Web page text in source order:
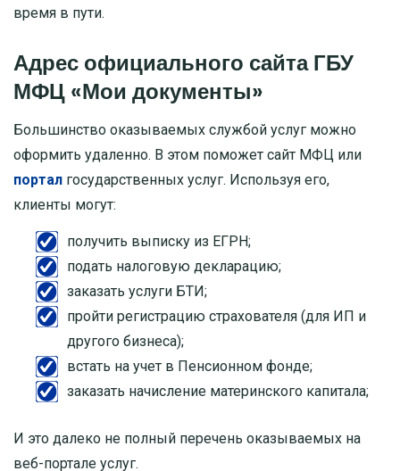
время в пути.
Адрес официального сайта ГБУ
МФЦ «Мои документы»
Большинство оказываемых службой услуг можно
оформить удаленно. В этом поможет сайт МФЦ или
портал государственных услуг. Используя его,
клиенты могут:
получить выписку из ЕГРН;
подать налоговую декларацию;
заказать услуги БТИ;
пройти регистрацию страхователя (для ИП и
другого бизнеса);
встать на учет в Пенсионном фонде;
заказать начисление материнского капитала;
И это далеко не полный перечень оказываемых на
веб-портале услуг.